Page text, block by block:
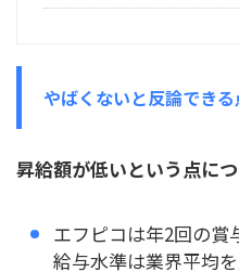
やばくないと反論できる
昇給額が低いという点に
エフピコは年2回の賞
給与水準は業界平均を